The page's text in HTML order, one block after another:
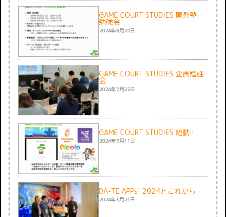
GAME COURT STUDIES 開発塾・
勉強会
2024年8月20日
GAME COURT STUDIES 企画勉強
会
2024年7月22日
GAME COURT STUDIES 始動!!
2024年7月11日
DA-TE APPs! 2024とこれから
2024年3月21日